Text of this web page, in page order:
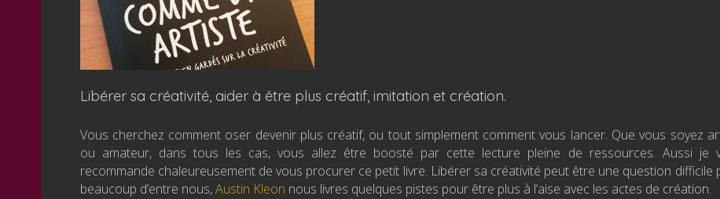
Libérer sa créativité, aider à être plus créatif, imitation et création.
Vous cherchez comment oser devenir plus créatif, ou tout simplement comment vous lancer. Que vous soyez
ou amateur, dans tous les cas, vous allez être boosté par cette lecture pleine de ressources. Aussi je
recommande chaleureusement de vous procurer ce petit livre. Libérer sa créativité peut être une question difficile
beaucoup d’entre nous,Austin Kleon nous livres quelques pistes pour être plus à l’aise avec les actes de création.